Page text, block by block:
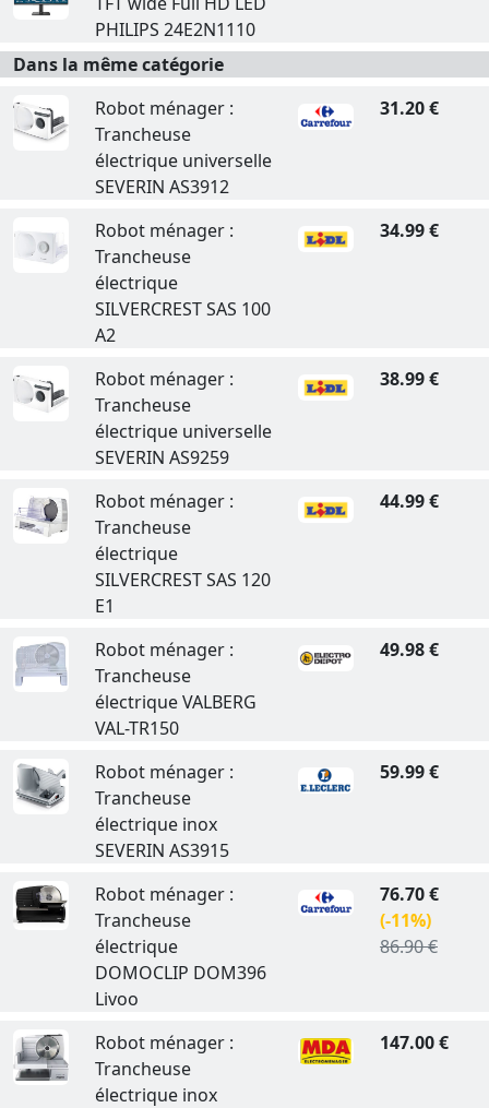
PHILIPS 24E2N1110
Dans la même catégorie
Robot ménager :
Trancheuse
électrique universelle
SEVERIN AS3912
31.20 €
Robot ménager :
Trancheuse
électrique
SILVERCREST SAS 100
A2
34.99 €
Robot ménager :
Trancheuse
électrique universelle
SEVERIN AS9259
38.99 €
Robot ménager :
Trancheuse
électrique
SILVERCREST SAS 120
E1
44.99 €
Robot ménager :
Trancheuse
électrique VALBERG
VAL-TR150
49.98 €
Robot ménager :
Trancheuse
électrique inox
SEVERIN AS3915
59.99 €
Robot ménager :
Trancheuse
électrique
DOMOCLIP DOM396
Livoo
76.70 €
(-11%)
86.90 €
Robot ménager :
Trancheuse
électrique inox
147.00 €